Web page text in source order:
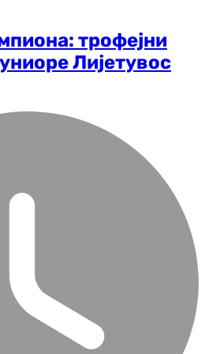
трофејни
Лијетувос